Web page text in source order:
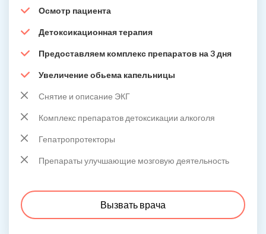
Осмотр пациента
Детоксикационная терапия
Предоставляем комплекс препаратов на 3 дня
Увеличение обьема капельницы
Снятие и описание ЭКГ
Комплекс препаратов детоксикации алкоголя
Гепатропротекторы
Препараты улучшающие мозговую деятельность
Вызвать врача